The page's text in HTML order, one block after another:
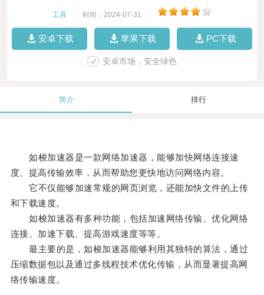
工具 时间：2024-07-31
安卓下载 苹果下载 PC下载
安卓市场，安全绿色
简介 排行
如梭加速器是一款网络加速器，能够加快网络连接速
度、提高传输效率，从而帮助您更快地访问网络内容。
它不仅能够加速常规的网页浏览，还能加快文件的上传
和下载速度。
如梭加速器有多种功能，包括加速网络传输、优化网络
连接、加速下载、提高游戏速度等等。
最主要的是，如梭加速器能够利用其独特的算法，通过
压缩数据包以及通过多线程技术优化传输，从而显著提高网
络传输速度。